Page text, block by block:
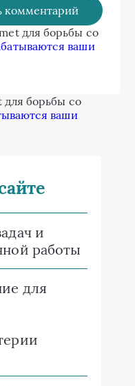
для борьбы со
ваши
для борьбы со
ваши
и
работы
для